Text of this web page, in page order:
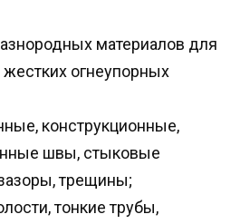
материалов для
огнеупорных
конструкционные,
швы, стыковые
трещины;
тонкие трубы,